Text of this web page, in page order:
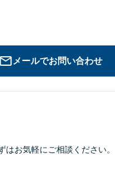
メールでお問い合わせ
お気軽にご相談ください。